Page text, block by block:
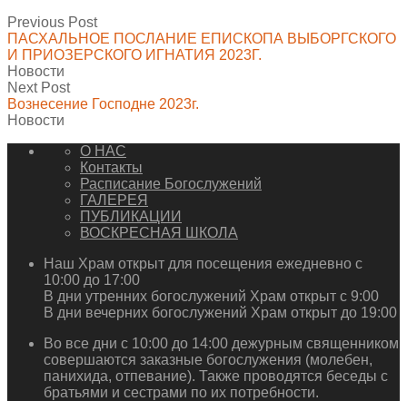
Previous Post
ПАСХАЛЬНОЕ ПОСЛАНИЕ ЕПИСКОПА ВЫБОРГСКОГО
И ПРИОЗЕРСКОГО ИГНАТИЯ 2023Г.
Новости
Next Post
Вознесение Господне 2023г.
Новости
О НАС
Контакты
Расписание Богослужений
ГАЛЕРЕЯ
ПУБЛИКАЦИИ
ВОСКРЕСНАЯ ШКОЛА
Наш Храм открыт для посещения ежедневно с
10:00 до 17:00
В дни утренних богослужений Храм открыт с 9:00
В дни вечерних богослужений Храм открыт до 19:00
Во все дни с 10:00 до 14:00 дежурным священником
совершаются заказные богослужения (молебен,
панихида, отпевание). Также проводятся беседы с
братьями и сестрами по их потребности.